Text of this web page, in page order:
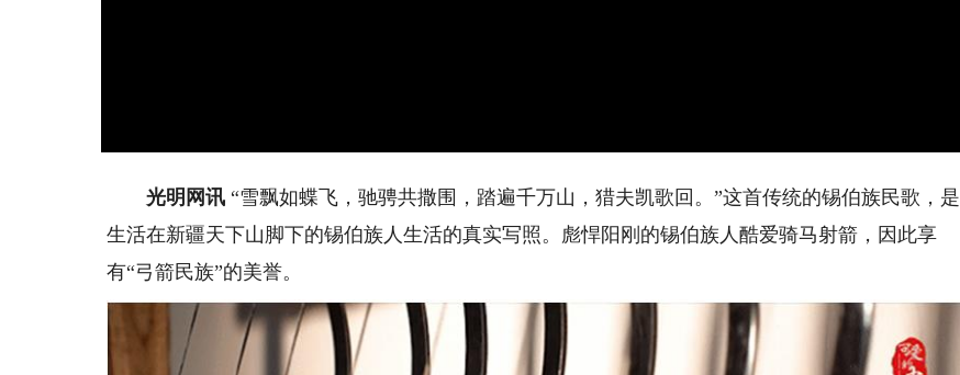
光明网讯 “雪飘如蝶飞，驰骋共撒围，踏遍千万山，猎夫凯歌回。”这首传统的锡伯族民歌，是
生活在新疆天下山脚下的锡伯族人生活的真实写照。彪悍阳刚的锡伯族人酷爱骑马射箭，因此享
有“弓箭民族”的美誉。